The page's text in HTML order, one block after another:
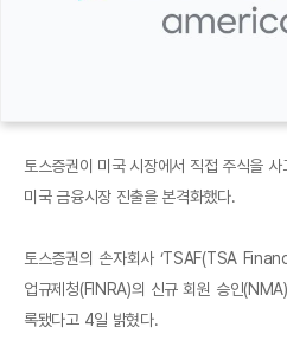
토스증권이 미국 시장에서 직접 주식을
미국 금융시장 진출을 본격화했다.
토스증권의 손자회사 ‘TSAF(TSA
업규제청(FINRA)의 신규 회원 승인
록됐다고 4일 밝혔다.